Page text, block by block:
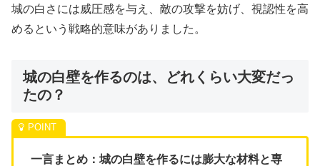
城の白さには威圧感を与え、敵の攻撃を妨げ、視認性を高
めるという戦略的意味がありました。
城の白壁を作るのは、どれくらい大変だっ
たの？
一言まとめ：城の白壁を作るには膨大な材料と専